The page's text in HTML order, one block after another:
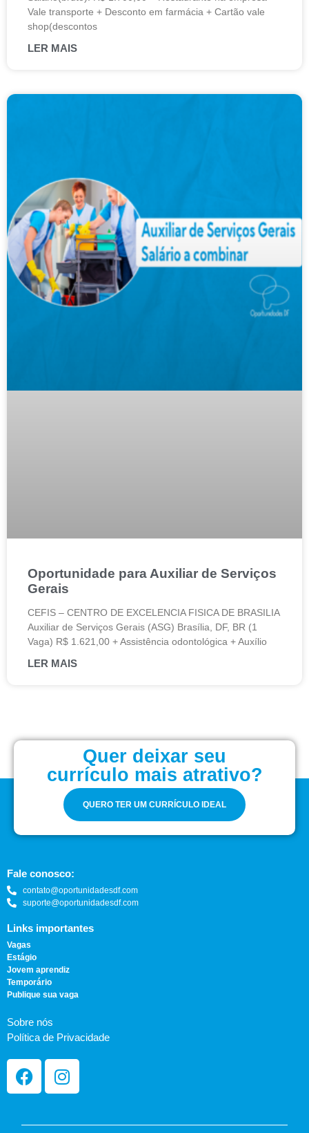
Vale transporte + Desconto em farmácia + Cartão vale
shop(descontos
LER MAIS
Oportunidade para Auxiliar de Serviços
Gerais
CEFIS – CENTRO DE EXCELENCIA FISICA DE BRASILIA
Auxiliar de Serviços Gerais (ASG) Brasília, DF, BR (1
Vaga) R$ 1.621,00 + Assistência odontológica + Auxílio
LER MAIS
Quer deixar seu
currículo mais atrativo?
QUERO TER UM CURRÍCULO IDEAL
Fale conosco:
contato@oportunidadesdf.com
suporte@oportunidadesdf.com
Links importantes
Vagas
Estágio
Jovem aprendiz
Temporário
Publique sua vaga
Sobre nós
Política de Privacidade